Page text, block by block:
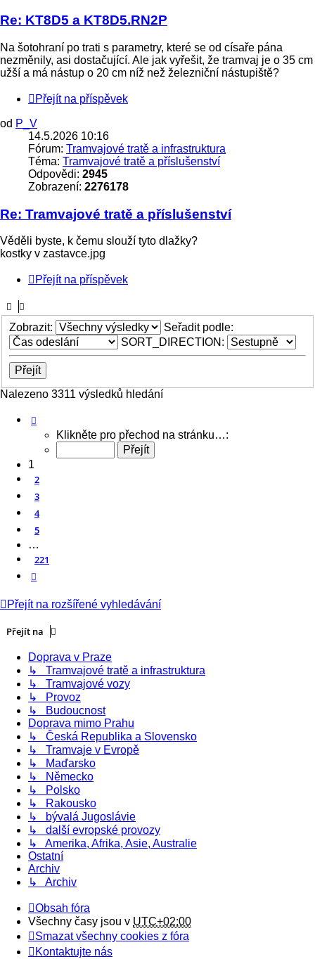
Re: KT8D5 a KT8D5.RN2P
Na šotohraní po trati s parametry, které se od císaře pána
nezměnily, asi dostačující. Ale jak vyřešit, že tramvaj je o 35 cm
užší a má nástup o 20 cm níž než železniční nástupiště?
Přejít na příspěvek
od P_V
14.5.2026 10:16
Fórum: Tramvajové tratě a infrastruktura
Téma: Tramvajové tratě a příslušenství
Odpovědi: 2945
Zobrazení: 2276178
Re: Tramvajové tratě a příslušenství
Věděli byste, k čemu slouží tyto dlažky?
kostky v zastavce.jpg
Přejít na příspěvek
Zobrazit:
Seřadit podle:
SORT_DIRECTION:
Nalezeno 3311 výsledků hledání
Klikněte pro přechod na stránku…:
1
2
3
4
5
…
221
Přejít na rozšířené vyhledávání
Přejít na
Doprava v Praze
↳ Tramvajové tratě a infrastruktura
↳ Tramvajové vozy
↳ Provoz
↳ Budoucnost
Doprava mimo Prahu
↳ Česká Republika a Slovensko
↳ Tramvaje v Evropě
↳ Maďarsko
↳ Německo
↳ Polsko
↳ Rakousko
↳ bývalá Jugoslávie
↳ další evropské provozy
↳ Amerika, Afrika, Asie, Australie
Ostatní
Archiv
↳ Archiv
Obsah fóra
Všechny časy jsou v UTC+02:00
Smazat všechny cookies z fóra
Kontaktujte nás